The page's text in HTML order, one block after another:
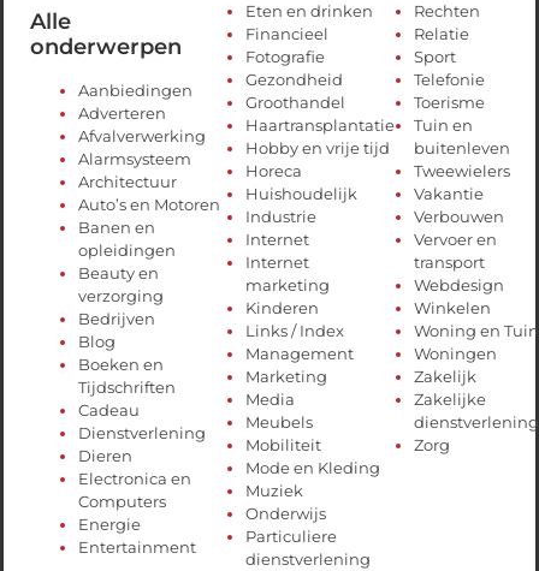
Alle
onderwerpen
Aanbiedingen
Adverteren
Afvalverwerking
Alarmsysteem
Architectuur
Auto’s en Motoren
Banen en
opleidingen
Beauty en
verzorging
Bedrijven
Blog
Boeken en
Tijdschriften
Cadeau
Dienstverlening
Dieren
Electronica en
Computers
Energie
Entertainment
Eten en drinken
Financieel
Fotografie
Gezondheid
Groothandel
Haartransplantatie
Hobby en vrije tijd
Horeca
Huishoudelijk
Industrie
Internet
Internet
marketing
Kinderen
Links / Index
Management
Marketing
Media
Meubels
Mobiliteit
Mode en Kleding
Muziek
Onderwijs
Particuliere
dienstverlening
Rechten
Relatie
Sport
Telefonie
Toerisme
Tuin en
buitenleven
Tweewielers
Vakantie
Verbouwen
Vervoer en
transport
Webdesign
Winkelen
Woning en Tuin
Woningen
Zakelijk
Zakelijke
dienstverlening
Zorg